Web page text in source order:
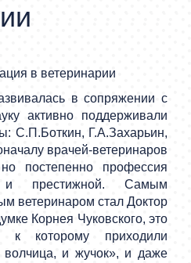
в сопряжении с
активно поддерживали
С.П.Боткин, Г.А.Захарьин,
врачей-ветеринаров
постепенно профессия
и престижной. Самым
ветеринаром стал Доктор
Корнея Чуковского, это
к которому приходили
волчица, и жучок», и даже